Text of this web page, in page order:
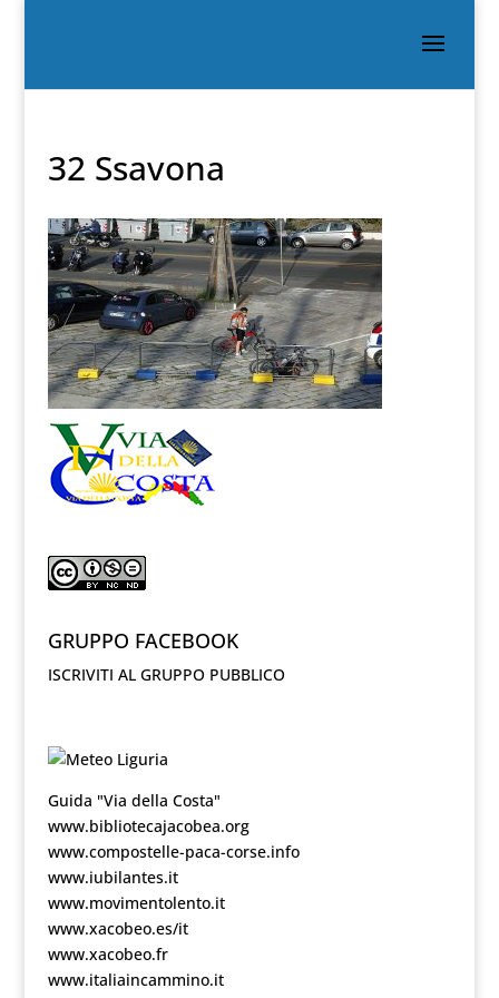
32 Ssavona
GRUPPO FACEBOOK
ISCRIVITI AL GRUPPO PUBBLICO
Guida "Via della Costa"
www.bibliotecajacobea.org
www.compostelle-paca-corse.info
www.iubilantes.it
www.movimentolento.it
www.xacobeo.es/it
www.xacobeo.fr
www.italiaincammino.it